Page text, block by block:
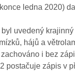
ledna 2020)
byl uvedený
hájů a
i bez
postačuje zápis v